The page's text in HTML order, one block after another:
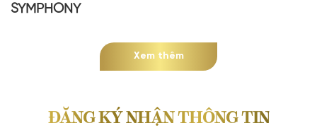
SYMPHONY
Xem thêm
ĐĂNG KÝ NHẬN THÔNG TIN